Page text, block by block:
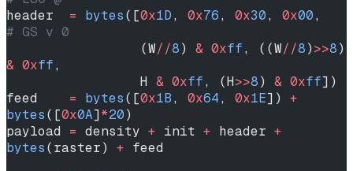
header = bytes([0x1D, 0x76, 0x30, 0x00
# GS v 0
                 (W
//8) & 0xff, ((W//8)>>8
& 0xff,
                 H
& 0xff, (H>>8) & 0xff])
feed = bytes([0x1B, 0x64, 0x1E]) +
bytes([0x0A]*20)
payload = density + init + header +
bytes(raster) + feed